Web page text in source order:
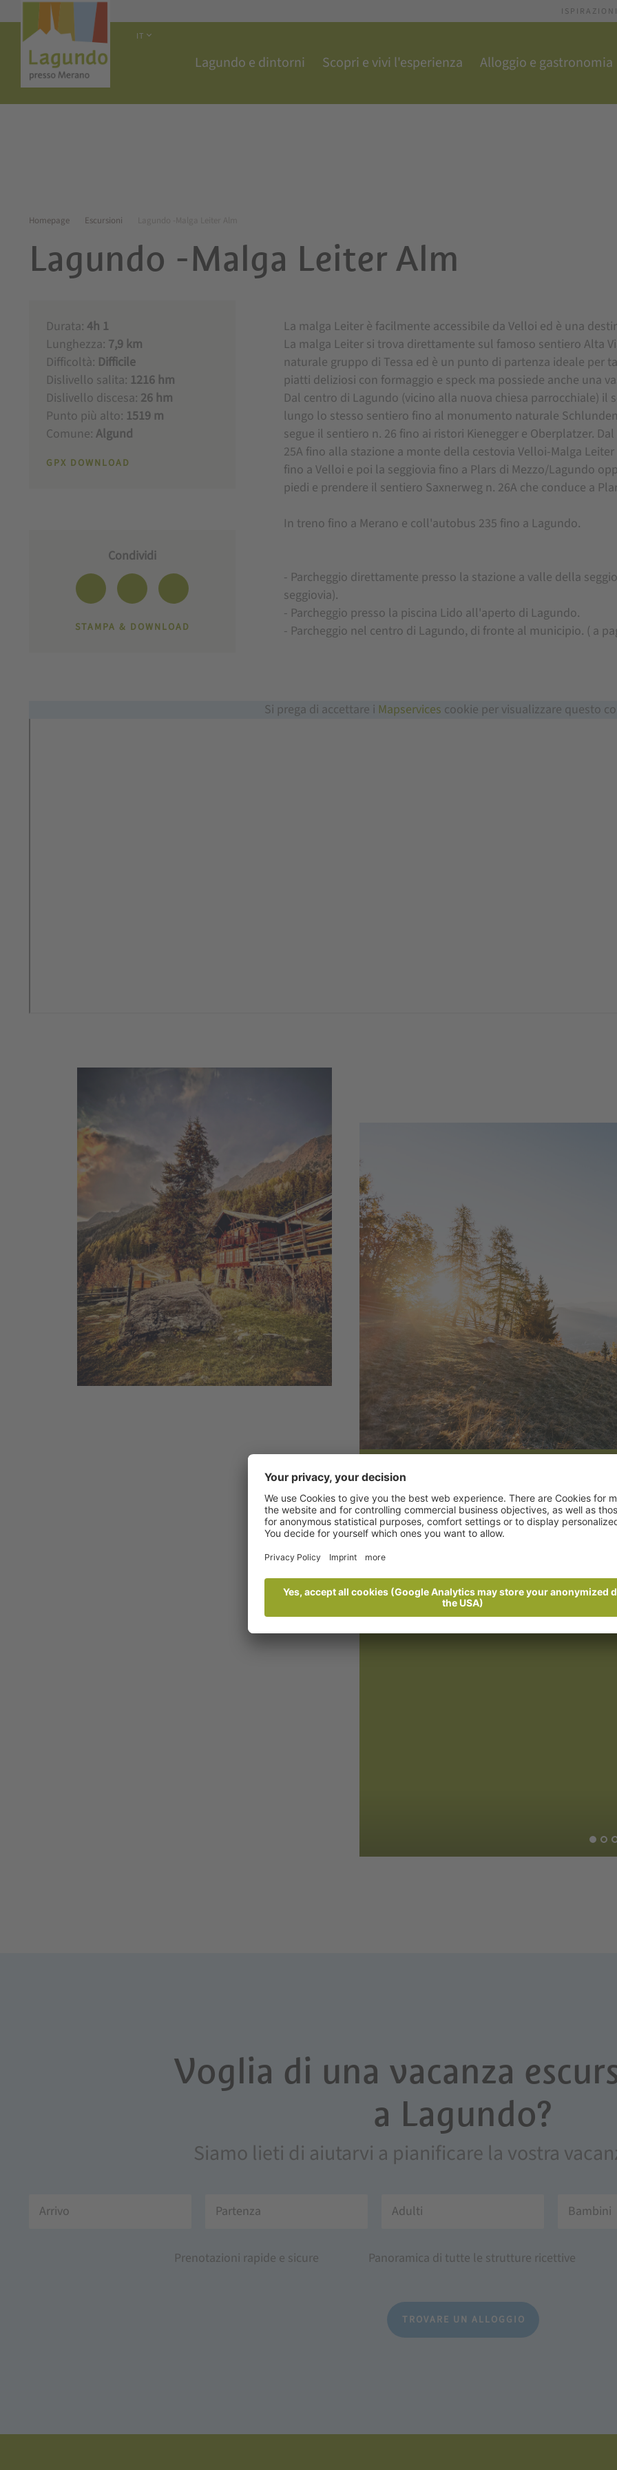
ISPIRAZIONI
IT
Lagundo e dintorni Scopri e vivi l'esperienza Alloggio e gastronomia
Homepage Escursioni
Lagundo -Malga Leiter Alm
Durata: 4h 1
Lunghezza: 7,9 km
Difficoltà: Difficile
Dislivello salita: 1216 hm
Dislivello discesa: 26 hm
Punto più alto: 1519 m
Comune: Algund
GPX DOWNLOAD
Condividi
STAMPA & DOWNLOAD
La malga Leiter è facilmente accessibile da Velloi ed è una
La malga Leiter si trova direttamente sul famoso sentiero Alta
naturale gruppo di Tessa ed è un punto di partenza ideale per
piatti deliziosi con formaggio e speck ma possiede anche una
Dal centro di Lagundo (vicino alla nuova chiesa parrocchiale) il
lungo lo stesso sentiero fino al monumento naturale
segue il sentiero n. 26 fino ai ristori Kienegger e Oberplatzer.
25A fino alla stazione a monte della cestovia Velloi-Malga
fino a Velloi e poi la seggiovia fino a Plars di Mezzo/Lagundo
piedi e prendere il sentiero Saxnerweg n. 26A che conduce a
In treno fino a Merano e coll'autobus 235 fino a Lagundo.
- Parcheggio direttamente presso la stazione a valle della
seggiovia).
- Parcheggio presso la piscina Lido all'aperto di Lagundo.
- Parcheggio nel centro di Lagundo, di fronte al municipio. ( a
Si prega di accettare i Mapservices cookie per visualizzare questo
Voglia di una vacanza
a Lagundo?
Siamo lieti di aiutarvi a pianificare la vostra
Adulti Bambini
Prenotazioni rapide e sicure Panoramica di tutte le strutture ricettive
TROVARE UN ALLOGGIO